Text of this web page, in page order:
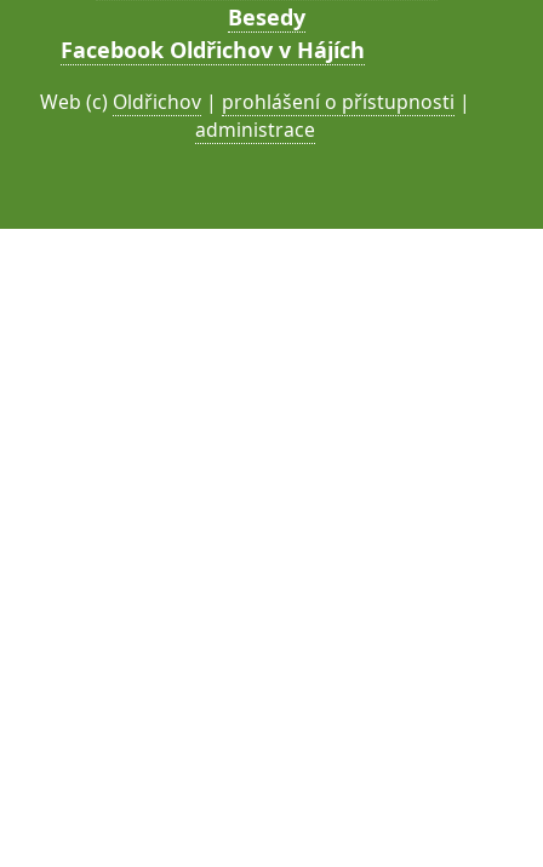
Besedy
Facebook Oldřichov v Hájích
Web (c) Oldřichov | prohlášení o přístupnosti |
administrace